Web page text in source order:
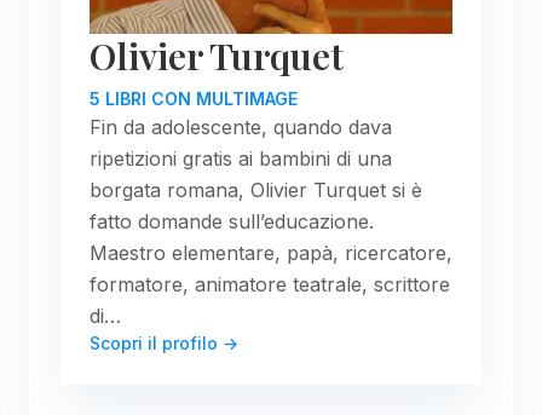
Olivier Turquet
5 LIBRI CON MULTIMAGE
Fin da adolescente, quando dava
ripetizioni gratis ai bambini di una
borgata romana, Olivier Turquet si è
fatto domande sull’educazione.
Maestro elementare, papà, ricercatore,
formatore, animatore teatrale, scrittore
di…
Scopri il profilo →